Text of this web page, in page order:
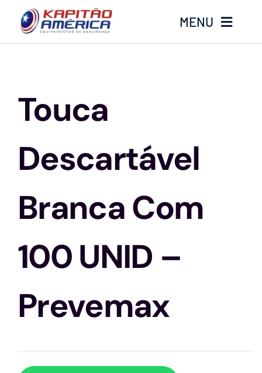
o
MENU
Produtos
Luvas
Altura
Óculos
Contato
Touca
Descartável
Branca Com
100 UNID –
Prevemax